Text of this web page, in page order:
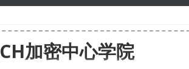
CH加密中心学院